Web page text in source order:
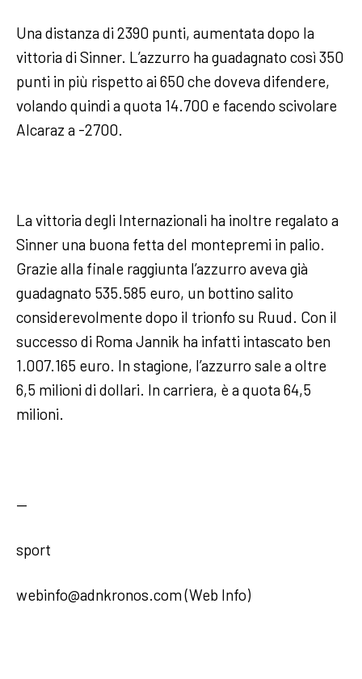
Una distanza di 2390 punti, aumentata dopo la
vittoria di Sinner. L’azzurro ha guadagnato così 350
punti in più rispetto ai 650 che doveva difendere,
volando quindi a quota 14.700 e facendo scivolare
Alcaraz a -2700.
La vittoria degli Internazionali ha inoltre regalato a
Sinner una buona fetta del montepremi in palio.
Grazie alla finale raggiunta l’azzurro aveva già
guadagnato 535.585 euro, un bottino salito
considerevolmente dopo il trionfo su Ruud. Con il
successo di Roma Jannik ha infatti intascato ben
1.007.165 euro. In stagione, l’azzurro sale a oltre
6,5 milioni di dollari. In carriera, è a quota 64,5
milioni.
—
sport
webinfo@adnkronos.com (Web Info)